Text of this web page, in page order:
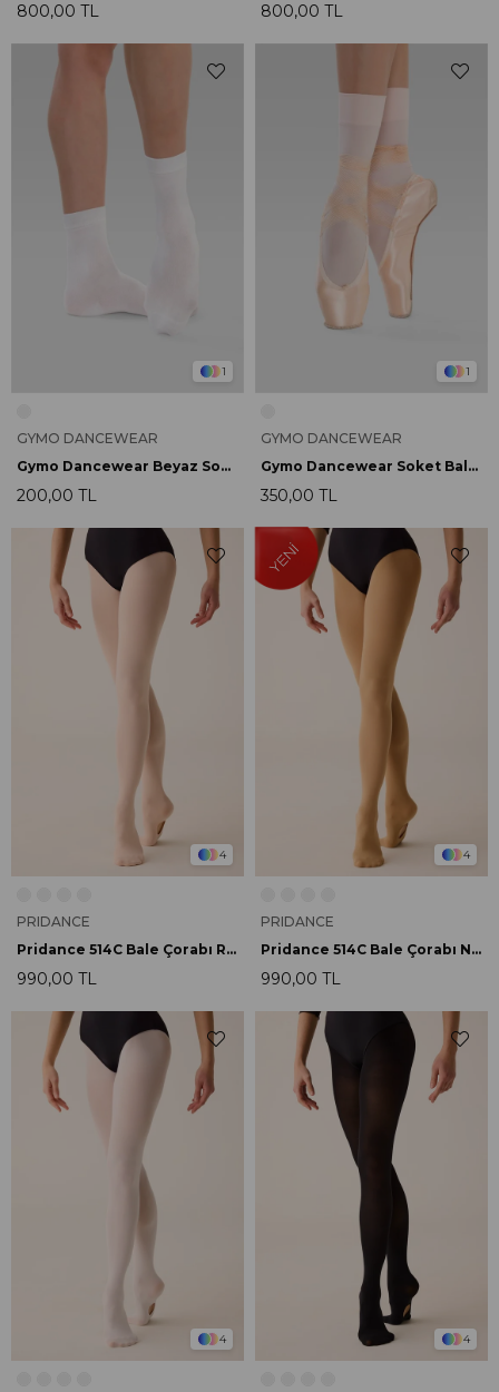
800,00 TL 800,00 TL
1
GYMO DANCEWEAR
Gymo Dancewear Beyaz Soket Çorap
200,00 TL
1
GYMO DANCEWEAR
Gymo Dancewear Soket Bale Çorabı
350,00 TL
4
PRIDANCE
Pridance 514C Bale Çorabı Rosa
990,00 TL
4
PRIDANCE
Pridance 514C Bale Çorabı Nudo
990,00 TL
4 4